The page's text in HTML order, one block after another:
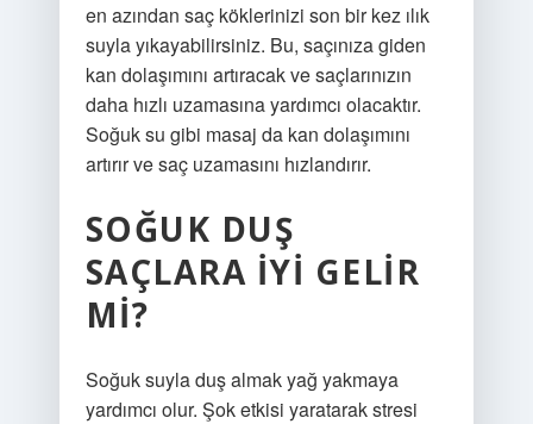
en azından saç köklerinizi son bir kez ılık
suyla yıkayabilirsiniz. Bu, saçınıza giden
kan dolaşımını artıracak ve saçlarınızın
daha hızlı uzamasına yardımcı olacaktır.
Soğuk su gibi masaj da kan dolaşımını
artırır ve saç uzamasını hızlandırır.
SOĞUK DUŞ
SAÇLARA IYI GELIR
MI?
Soğuk suyla duş almak yağ yakmaya
yardımcı olur. Şok etkisi yaratarak stresi